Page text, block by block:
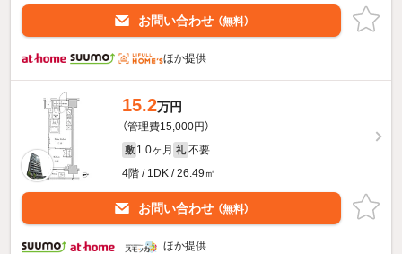
お問い合わせ （無料）
ほか提供
15.2万円
（管理費15,000円）
敷 1.0ヶ月 礼 不要
4階 / 1DK / 26.49㎡
お問い合わせ （無料）
ほか提供